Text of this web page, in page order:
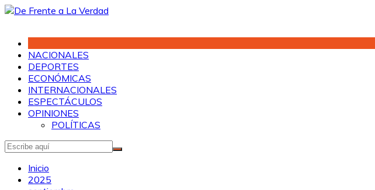
Saltar
NACIONALES
DEPORTES
ECONÓMICAS
INTERNACIONALES
ESPECTÁCULOS
OPINIONES
POLÍTICAS
Inicio
2025